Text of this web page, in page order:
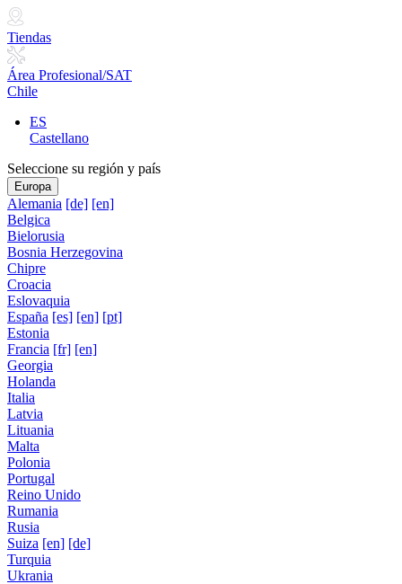
Tiendas
Área Profesional/SAT
Chile
ES
Castellano
Seleccione su región y país
Europa
Alemania [de] [en]
Belgica
Bielorusia
Bosnia Herzegovina
Chipre
Croacia
Eslovaquia
España [es] [en] [pt]
Estonia
Francia [fr] [en]
Georgia
Holanda
Italia
Latvia
Lituania
Malta
Polonia
Portugal
Reino Unido
Rumania
Rusia
Suiza [en] [de]
Turquia
Ukrania